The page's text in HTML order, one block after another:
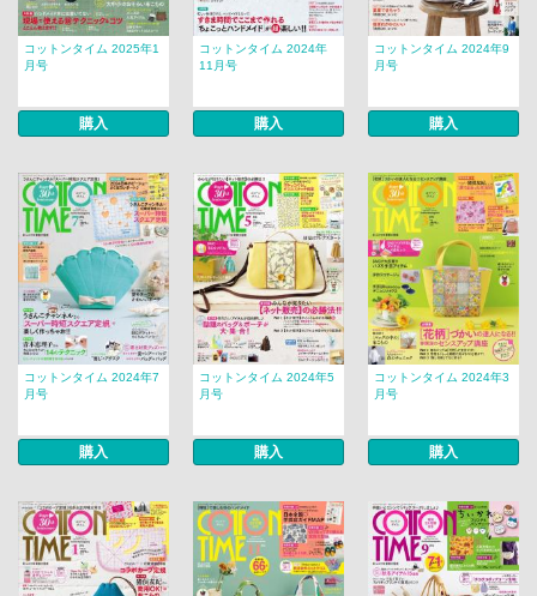
コットンタイム 2025年1
月号
購入
コットンタイム 2024年
11月号
購入
コットンタイム 2024年9
月号
購入
コットンタイム 2024年7
月号
購入
コットンタイム 2024年5
月号
購入
コットンタイム 2024年3
月号
購入